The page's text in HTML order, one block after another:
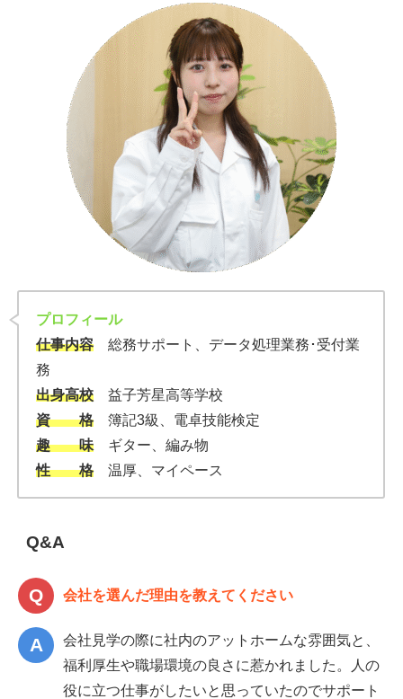
プロフィール
仕事内容
総務サポート、データ処理業務･受付業
務
出身高校
益子芳星高等学校
資 格
簿記3級、電卓技能検定
趣 味
ギター、編み物
性 格
温厚、マイペース
Q&A
会社を選んだ理由を教えてください
会社見学の際に社内のアットホームな雰囲気と、
福利厚生や職場環境の良さに惹かれました。人の
役に立つ仕事がしたいと思っていたのでサポート